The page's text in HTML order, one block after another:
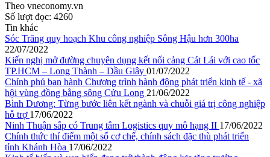
Theo vneconomy.vn
Số lượt đọc: 4260
Tin khác
Sóc Trăng quy hoạch Khu công nghiệp Sông Hậu hơn 300ha
22/07/2022
Kiến nghị mở đường chuyên dụng kết nối cảng Cát Lái với cao tốc
TP.HCM – Long Thành – Dầu Giây 01/07/2022
Chính phủ ban hành Chương trình hành động phát triển kinh tế - xã
hội vùng đồng bằng sông Cửu Long 21/06/2022
Bình Dương: Từng bước liên kết ngành và chuỗi giá trị công nghiệp
hỗ trợ 17/06/2022
Ninh Thuận sắp có Trung tâm Logistics quy mô hạng II 17/06/2022
Chính thức thí điểm một số cơ chế, chính sách đặc thù phát triển
tỉnh Khánh Hòa 17/06/2022